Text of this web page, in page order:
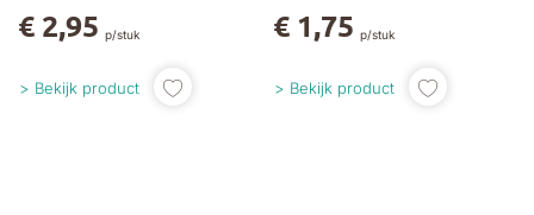
€ 2,95 p/stuk
Bekijk product
€ 1,75 p/stuk
Bekijk product